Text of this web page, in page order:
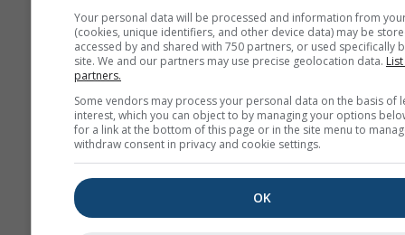
Your personal data will be processed and information from
(cookies, unique identifiers, and other device data) may be
accessed by and shared with 750 partners, or used specifically
site. We and our partners may use precise geolocation data.
partners.
Some vendors may process your personal data on the basis of
interest, which you can object to by managing your options
for a link at the bottom of this page or in the site menu to
withdraw consent in privacy and cookie settings.
OK